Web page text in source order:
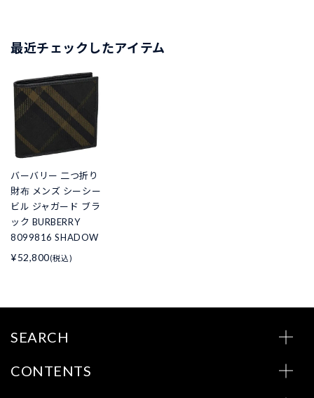
最近チェックしたアイテム
バーバリー 二つ折り
財布 メンズ シーシー
ビル ジャガード ブラ
ック BURBERRY
8099816 SHADOW
¥52,800(税込)
SEARCH
CONTENTS